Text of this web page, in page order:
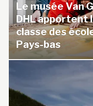
Le musée Van
DHL apportent
classe des
Pays-bas